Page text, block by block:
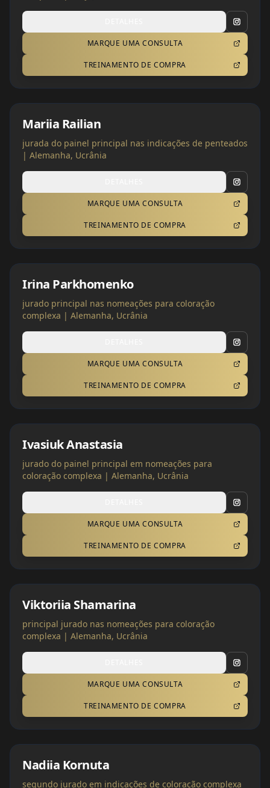
MARQUE UMA CONSULTA
TREINAMENTO DE COMPRA
Mariia Railian
jurada do painel principal nas indicações de penteados
| Alemanha, Ucrânia
MARQUE UMA CONSULTA
TREINAMENTO DE COMPRA
Irina Parkhomenko
jurado principal nas nomeações para coloração
complexa | Alemanha, Ucrânia
MARQUE UMA CONSULTA
TREINAMENTO DE COMPRA
Ivasiuk Anastasia
jurado do painel principal em nomeações para
coloração complexa | Alemanha, Ucrânia
MARQUE UMA CONSULTA
TREINAMENTO DE COMPRA
Viktoriia Shamarina
principal jurado nas nomeações para coloração
complexa | Alemanha, Ucrânia
MARQUE UMA CONSULTA
TREINAMENTO DE COMPRA
Nadiia Kornuta
segundo jurado em indicações de coloração complexa